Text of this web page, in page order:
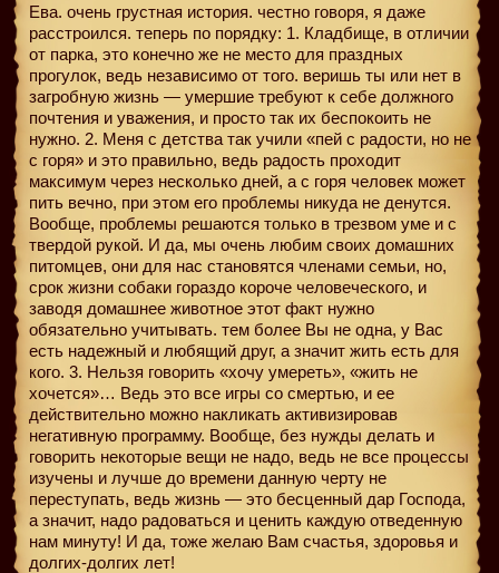
Ева. очень грустная история. честно говоря, я даже
расстроился. теперь по порядку: 1. Кладбище, в отличии
от парка, это конечно же не место для праздных
прогулок, ведь независимо от того. веришь ты или нет в
загробную жизнь — умершие требуют к себе должного
почтения и уважения, и просто так их беспокоить не
нужно. 2. Меня с детства так учили «пей с радости, но не
с горя» и это правильно, ведь радость проходит
максимум через несколько дней, а с горя человек может
пить вечно, при этом его проблемы никуда не денутся.
Вообще, проблемы решаются только в трезвом уме и с
твердой рукой. И да, мы очень любим своих домашних
питомцев, они для нас становятся членами семьи, но,
срок жизни собаки гораздо короче человеческого, и
заводя домашнее животное этот факт нужно
обязательно учитывать. тем более Вы не одна, у Вас
есть надежный и любящий друг, а значит жить есть для
кого. 3. Нельзя говорить «хочу умереть», «жить не
хочется»… Ведь это все игры со смертью, и ее
действительно можно накликать активизировав
негативную программу. Вообще, без нужды делать и
говорить некоторые вещи не надо, ведь не все процессы
изучены и лучше до времени данную черту не
переступать, ведь жизнь — это бесценный дар Господа,
а значит, надо радоваться и ценить каждую отведенную
нам минуту! И да, тоже желаю Вам счастья, здоровья и
долгих-долгих лет!